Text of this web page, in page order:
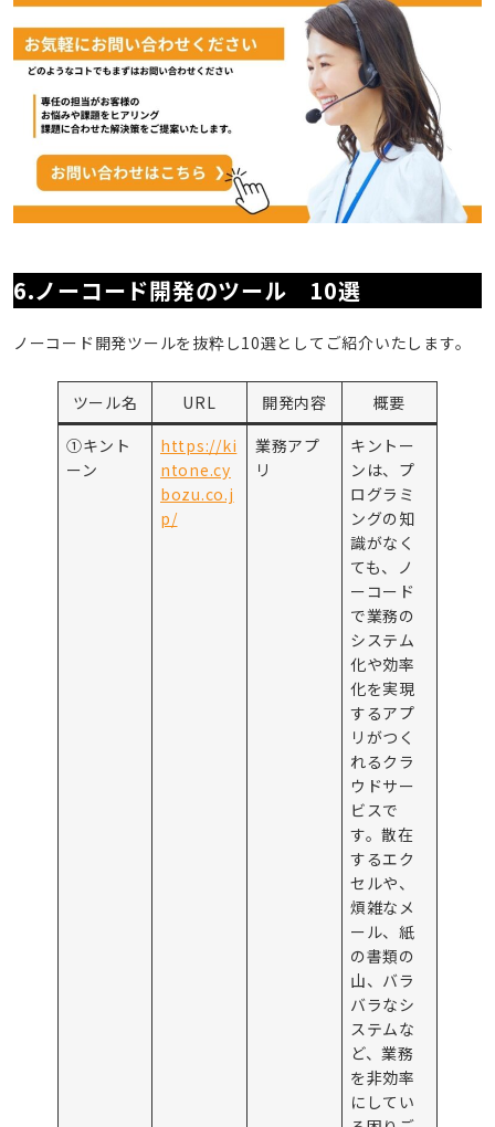
6.ノーコード開発のツール 10選
ノーコード開発ツールを抜粋し10選としてご紹介いたします。
ツール名 URL 開発内容
概要
①キント
ーン
https://ki
ntone.cy
bozu.co.j
p/
業務アプ
リ
キントー
ンは、プ
ログラミ
ングの知
識がなく
ても、ノ
ーコード
で業務の
システム
化や効率
化を実現
するアプ
リがつく
れるクラ
ウドサー
ビスで
す。散在
するエク
セルや、
煩雑なメ
ール、紙
の書類の
山、バラ
バラなシ
ステムな
ど、業務
を非効率
にしてい